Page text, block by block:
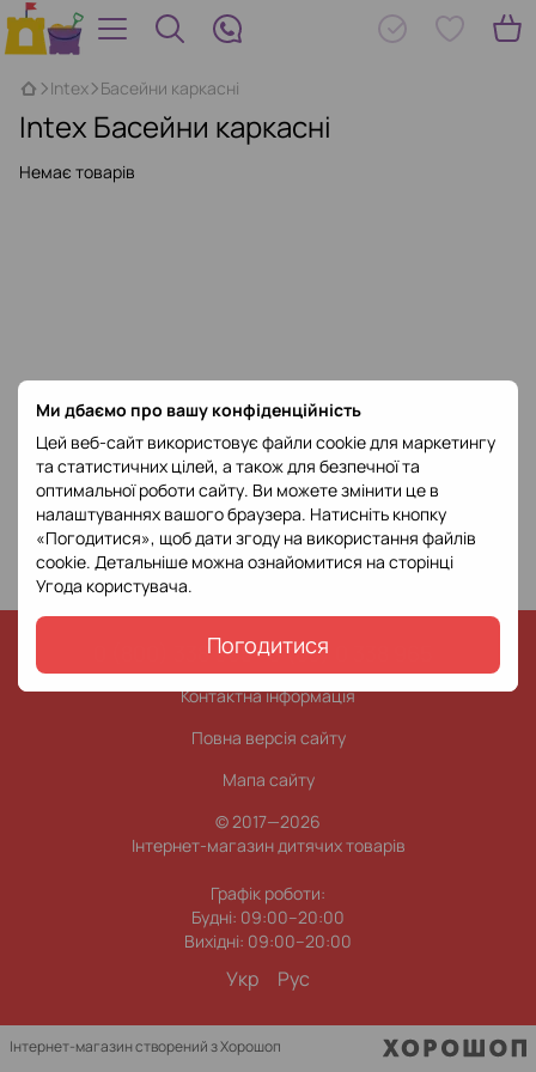
Ми дбаємо про вашу конфіденційність
Цей веб-сайт використовує файли cookie для маркетингу
та статистичних цілей, а також для безпечної та
оптимальної роботи сайту. Ви можете змінити це в
налаштуваннях вашого браузера. Натисніть кнопку
«Погодитися», щоб дати згоду на використання файлів
cookie. Детальніше можна ознайомитися на сторінці
Угода користувача.
Погодитися
Intex Басейни каркасні
Intex Басейни каркасні
Немає товарів
0 (800) 338 965 0 (63) 0 338 965
Контактна інформація
Повна версія сайту
Мапа сайту
© 2017—2026
Інтернет-магазин дитячих товарів
Графік роботи:
Будні: 09:00–20:00
Вихідні: 09:00–20:00
Укр Рус
Інтернет-магазин створений з Хорошоп